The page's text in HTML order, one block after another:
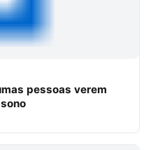
pessoas verem